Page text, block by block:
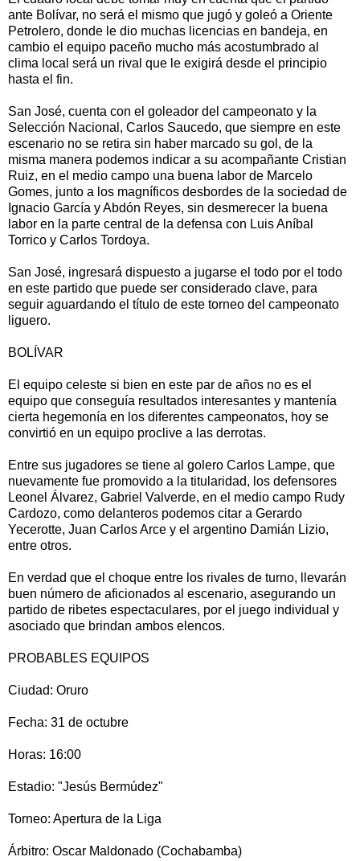
ante Bolívar, no será el mismo que jugó y goleó a Oriente
Petrolero, donde le dio muchas licencias en bandeja, en
cambio el equipo paceño mucho más acostumbrado al
clima local será un rival que le exigirá desde el principio
hasta el fin.
San José, cuenta con el goleador del campeonato y la
Selección Nacional, Carlos Saucedo, que siempre en este
escenario no se retira sin haber marcado su gol, de la
misma manera podemos indicar a su acompañante Cristian
Ruiz, en el medio campo una buena labor de Marcelo
Gomes, junto a los magníficos desbordes de la sociedad de
Ignacio García y Abdón Reyes, sin desmerecer la buena
labor en la parte central de la defensa con Luis Aníbal
Torrico y Carlos Tordoya.
San José, ingresará dispuesto a jugarse el todo por el todo
en este partido que puede ser considerado clave, para
seguir aguardando el título de este torneo del campeonato
liguero.
BOLÍVAR
El equipo celeste si bien en este par de años no es el
equipo que conseguía resultados interesantes y mantenía
cierta hegemonía en los diferentes campeonatos, hoy se
convirtió en un equipo proclive a las derrotas.
Entre sus jugadores se tiene al golero Carlos Lampe, que
nuevamente fue promovido a la titularidad, los defensores
Leonel Álvarez, Gabriel Valverde, en el medio campo Rudy
Cardozo, como delanteros podemos citar a Gerardo
Yecerotte, Juan Carlos Arce y el argentino Damián Lizio,
entre otros.
En verdad que el choque entre los rivales de turno, llevarán
buen número de aficionados al escenario, asegurando un
partido de ribetes espectaculares, por el juego individual y
asociado que brindan ambos elencos.
PROBABLES EQUIPOS
Ciudad: Oruro
Fecha: 31 de octubre
Horas: 16:00
Estadio: "Jesús Bermúdez"
Torneo: Apertura de la Liga
Árbitro: Oscar Maldonado (Cochabamba)